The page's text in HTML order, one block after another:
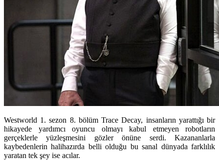
Westworld 1. sezon 8. bölüm Trace Decay, insanların yarattığı bir
hikayede yardımcı oyuncu olmayı kabul etmeyen robotların
gerçeklerle yüzleşmesini gözler önüne serdi. Kazananlarla
kaybedenlerin halihazırda belli olduğu bu sanal dünyada farklılık
yaratan tek şey ise acılar.